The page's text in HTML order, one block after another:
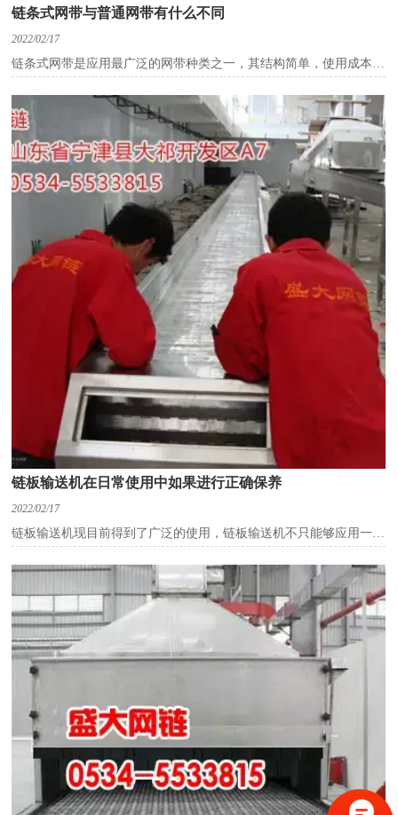
链条式网带与普通网带有什么不同
2022/02/17
链条式网带是应用最广泛的网带种类之一，其结构简单，使用成本
低，受到很多用户的青睐，那链条式网带与普通网带有什么不同呢？
链条式不锈钢网带是在不锈钢网带上安装链条，通过支轴，将
网带和链条链接在一起，改变传统网带的滚筒传动模式，为链条式传
动。又称为不锈钢网链。
与传统的不锈钢网带相比，链条式不锈钢网带具有以下优点：
1：运行平稳，不跑偏
将网带改为链条传动以后，通过传动链轮，对链条和网带进行
准确的定位，的链条节距保证了网带两侧链条运行的同步，从而彻底
的解决了网带运行跑偏的问题。
2：抗拉伸能力强
传统的网带，靠两侧滚筒尽力拉紧网带，从而保证网带的运
行，这使得网带在承受被输送物料的重力的同时，还要承受设备本身
的巨大拉力，因而网带容易变形损坏，而链条式不锈钢网带，将设备
拉力分散给链条和支轴来承受，使网带在只承受被输送物料重力的情
况下运行，从而大大的增加了网带的寿命。
链板输送机在日常使用中如果进行正确保养
2022/02/17
链板输送机现目前得到了广泛的使用，链板输送机不只能够应用一些
根本的饮料贴标、灌装、清洗等设备的单列运送的要求，并且还能够
根据需求可选取不同宽度、不同形状的链板来完结平面运送、提高、
链板输送机使用范围：
广泛用于食品、罐头、药品、饮料、化妆品和洗刷用品、纸制
品、调味品、乳业等的自动输送、分配、和后道包装的连线输送。
链板输送机的正确保养：
(1)查看不锈钢链板输送机各链板的衔接螺栓的紧固状况，若有松
(2)查看不锈钢链板输送机各部级检的紧固状况，若有松动应及时
拧紧。
(3)需求留意不锈钢链板输送机的减速机光滑状况，光滑油应符合
油标尺刻度要求。
(4)留意查看不锈钢链板输送机内外链权与该轮轮的联接状况，如
有磨损或方位变化，应及时处理。
(5)不锈钢链板输送机作业完之后对设备进行全面查看、整理和擦